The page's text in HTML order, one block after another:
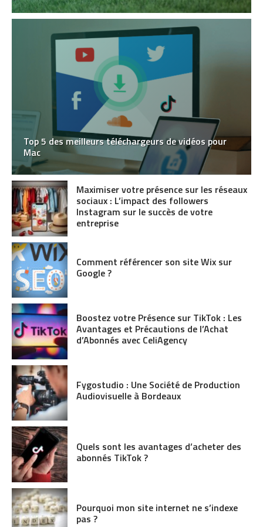
Top 5 des meilleurs téléchargeurs de vidéos pour
Mac
Maximiser votre présence sur les réseaux
sociaux : L’impact des followers
Instagram sur le succès de votre
entreprise
Comment référencer son site Wix sur
Google ?
Boostez votre Présence sur TikTok : Les
Avantages et Précautions de l’Achat
d’Abonnés avec CeliAgency
Fygostudio : Une Société de Production
Audiovisuelle à Bordeaux
Quels sont les avantages d’acheter des
abonnés TikTok ?
Pourquoi mon site internet ne s’indexe
pas ?